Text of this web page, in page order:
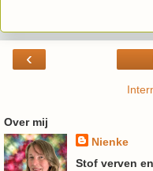
‹
Over mij
Nienke
Stof verven